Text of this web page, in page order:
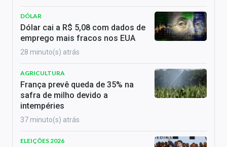
DÓLAR
Dólar cai a R$ 5,08 com dados de
emprego mais fracos nos EUA
28 minuto(s) atrás
AGRICULTURA
França prevê queda de 35% na
safra de milho devido a
intempéries
37 minuto(s) atrás
ELEIÇÕES 2026